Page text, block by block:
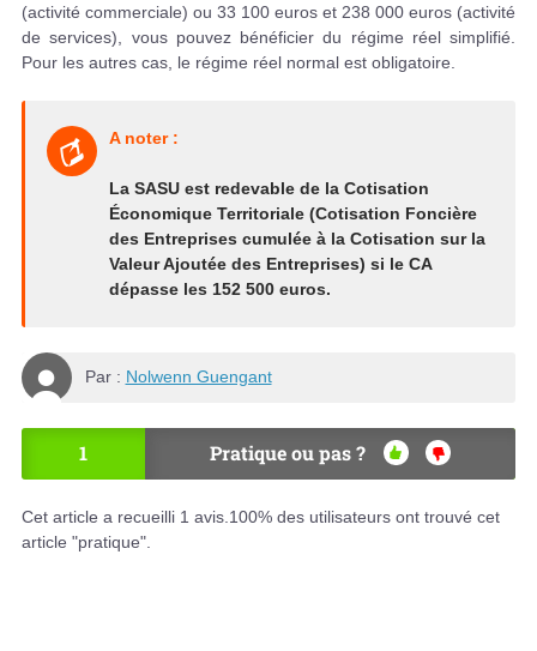
(activité commerciale) ou 33 100 euros et 238 000 euros (activité
de services), vous pouvez bénéficier du régime réel simplifié.
Pour les autres cas, le régime réel normal est obligatoire.
A noter :
La SASU est redevable de la Cotisation
Économique Territoriale (Cotisation Foncière
des Entreprises cumulée à la Cotisation sur la
Valeur Ajoutée des Entreprises) si le CA
dépasse les 152 500 euros.
Par : Nolwenn Guengant
1 Pratique ou pas ?
OU
NO
N
Cet article a recueilli 1 avis. 100% des utilisateurs ont trouvé cet
article "pratique".